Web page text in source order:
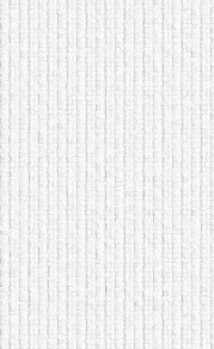
домашнем использовании.
Эта мебель имеет
некоторые преимущества
перед той же стенкой для
гостиной, к примеру,
поскольку она более
легкая и не загромождает
пространство. В спальне
этот предмет можно
поставить у изголовья
кровати, чтобы заполнить
пустующее там
место. Также стеллажи
очень часто используют в
качестве разграничителей
комнаты, например, на
рабочую зону и
пространство для отдыха.
Особенно это актуально